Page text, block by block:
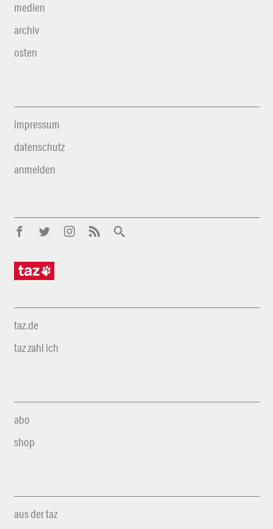
medien
archiv
osten
impressum
datenschutz
anmelden
taz.de
taz zahl ich
abo
shop
aus der taz